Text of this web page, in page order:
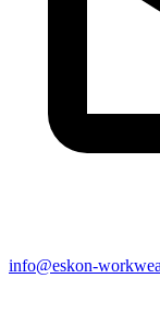
info@eskon-